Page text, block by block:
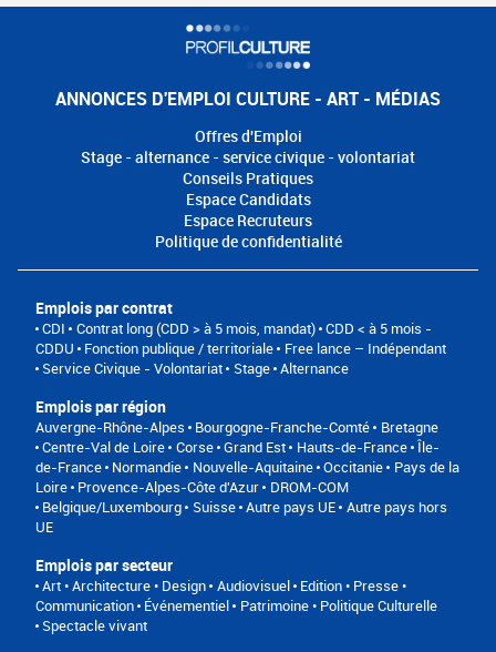
ANNONCES D'EMPLOI CULTURE - ART - MÉDIAS
Offres d'Emploi
Stage - alternance - service civique - volontariat
Conseils Pratiques
Espace Candidats
Espace Recruteurs
Politique de confidentialité
Emplois par contrat
CDI Contrat long (CDD > à 5 mois, mandat) CDD < à 5 mois -
CDDU
Fonction publique / territoriale
Free lance – Indépendant
Service Civique - Volontariat
Stage Alternance
Emplois par région
Auvergne-Rhône-Alpes Bourgogne-Franche-Comté
Bretagne
Centre-Val de Loire Corse Grand Est Hauts-de-France Île-
de-France Normandie Nouvelle-Aquitaine Occitanie
Pays de la
Loire Provence-Alpes-Côte d'Azur
DROM-COM
Belgique/Luxembourg
Suisse Autre pays UE Autre pays hors
UE
Emplois par secteur
Art • Architecture • Design Audiovisuel Edition • Presse •
Communication Événementiel
Patrimoine • Politique Culturelle
Spectacle vivant